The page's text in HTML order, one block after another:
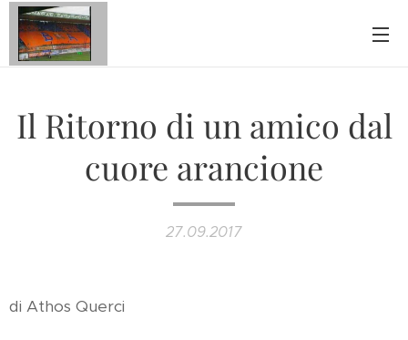
Il Ritorno di un amico dal
cuore arancione
27.09.2017
di Athos Querci